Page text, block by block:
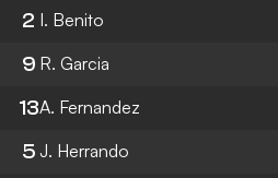
2 I. Benito
9 R. Garcia
13A. Fernandez
5 J. Herrando